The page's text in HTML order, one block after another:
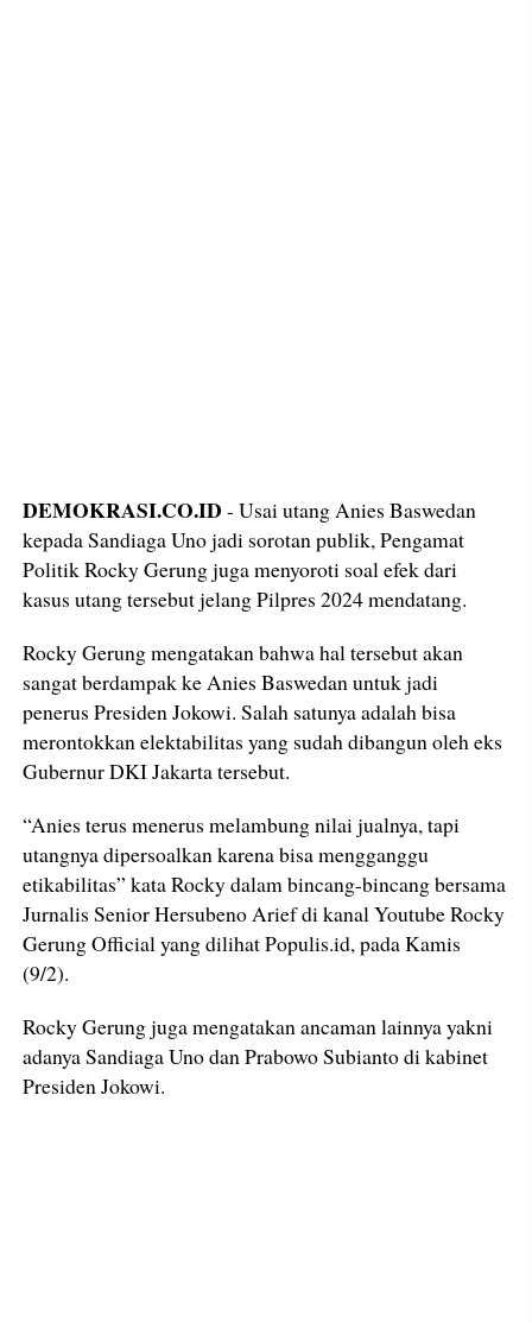
DEMOKRASI.CO.ID - Usai utang Anies Baswedan
kepada Sandiaga Uno jadi sorotan publik, Pengamat
Politik Rocky Gerung juga menyoroti soal efek dari
kasus utang tersebut jelang Pilpres 2024 mendatang.
Rocky Gerung mengatakan bahwa hal tersebut akan
sangat berdampak ke Anies Baswedan untuk jadi
penerus Presiden Jokowi. Salah satunya adalah bisa
merontokkan elektabilitas yang sudah dibangun oleh eks
Gubernur DKI Jakarta tersebut.
“Anies terus menerus melambung nilai jualnya, tapi
utangnya dipersoalkan karena bisa mengganggu
etikabilitas” kata Rocky dalam bincang-bincang bersama
Jurnalis Senior Hersubeno Arief di kanal Youtube Rocky
Gerung Official yang dilihat Populis.id, pada Kamis
(9/2).
Rocky Gerung juga mengatakan ancaman lainnya yakni
adanya Sandiaga Uno dan Prabowo Subianto di kabinet
Presiden Jokowi.